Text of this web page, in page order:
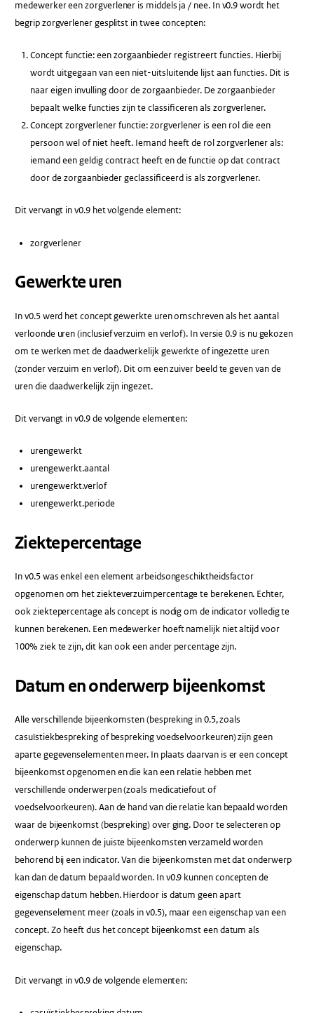
medewerker een zorgverlener is middels ja / nee. In v0.9 wordt het
begrip zorgverlener gesplitst in twee concepten:
Concept functie: een zorgaanbieder registreert functies. Hierbij
wordt uitgegaan van een niet-uitsluitende lijst aan functies. Dit is
naar eigen invulling door de zorgaanbieder. De zorgaanbieder
bepaalt welke functies zijn te classificeren als zorgverlener.
Concept zorgverlener functie: zorgverlener is een rol die een
persoon wel of niet heeft. Iemand heeft de rol zorgverlener als:
iemand een geldig contract heeft en de functie op dat contract
door de zorgaanbieder geclassificeerd is als zorgverlener.
Dit vervangt in v0.9 het volgende element:
zorgverlener
Gewerkte uren
In v0.5 werd het concept gewerkte uren omschreven als het aantal
verloonde uren (inclusief verzuim en verlof). In versie 0.9 is nu gekozen
om te werken met de daadwerkelijk gewerkte of ingezette uren
(zonder verzuim en verlof). Dit om een zuiver beeld te geven van de
uren die daadwerkelijk zijn ingezet.
Dit vervangt in v0.9 de volgende elementen:
urengewerkt
urengewerkt.aantal
urengewerkt.verlof
urengewerkt.periode
Ziektepercentage
In v0.5 was enkel een element arbeidsongeschiktheidsfactor
opgenomen om het ziekteverzuimpercentage te berekenen. Echter,
ook ziektepercentage als concept is nodig om de indicator volledig te
kunnen berekenen. Een medewerker hoeft namelijk niet altijd voor
100% ziek te zijn, dit kan ook een ander percentage zijn.
Datum en onderwerp bijeenkomst
Alle verschillende bijeenkomsten (bespreking in 0.5, zoals
casuïstiekbespreking of bespreking voedselvoorkeuren) zijn geen
aparte gegevenselementen meer. In plaats daarvan is er een concept
bijeenkomst opgenomen en die kan een relatie hebben met
verschillende onderwerpen (zoals medicatiefout of
voedselvoorkeuren). Aan de hand van die relatie kan bepaald worden
waar de bijeenkomst (bespreking) over ging. Door te selecteren op
onderwerp kunnen de juiste bijeenkomsten verzameld worden
behorend bij een indicator. Van die bijeenkomsten met dat onderwerp
kan dan de datum bepaald worden. In v0.9 kunnen concepten de
eigenschap datum hebben. Hierdoor is datum geen apart
gegevenselement meer (zoals in v0.5), maar een eigenschap van een
concept. Zo heeft dus het concept bijeenkomst een datum als
eigenschap.
Dit vervangt in v0.9 de volgende elementen: